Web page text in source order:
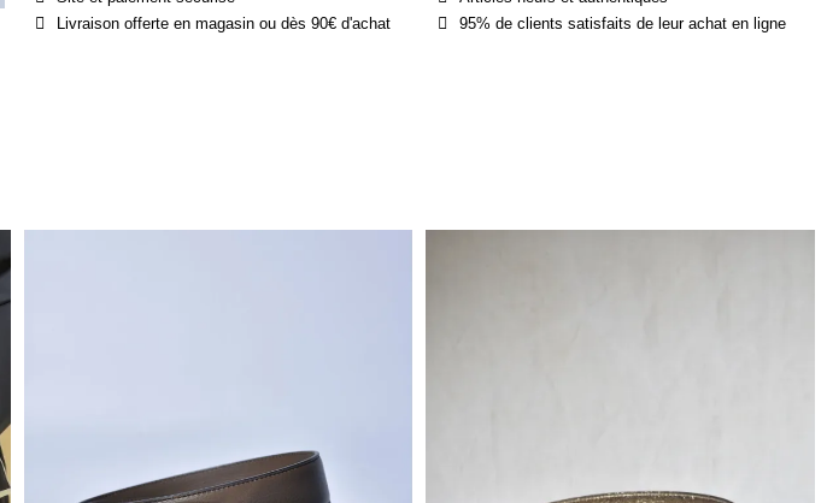
Livraison offerte en magasin ou dès 90€ d'achat
95% de clients satisfaits de leur achat en ligne